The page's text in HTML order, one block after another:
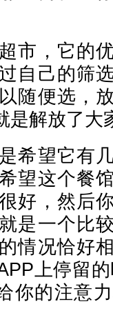
市，它的
自己的筛
随便选，
是解放了大
希望它有
望这个餐
好，然后
是一个比
情况恰好
上停留
你的注意